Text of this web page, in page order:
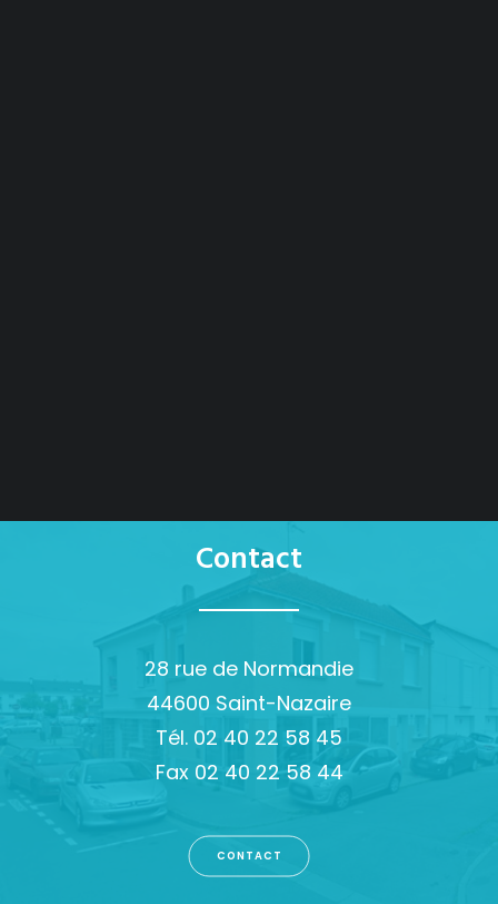
Contact
28 rue de Normandie
44600 Saint-Nazaire
Tél. 02 40 22 58 45
Fax 02 40 22 58 44
CONTACT